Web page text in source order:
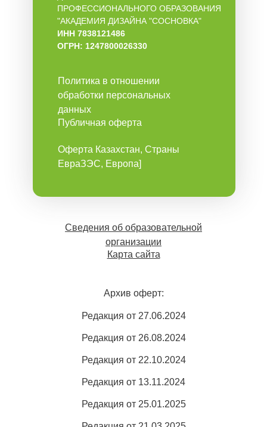
ПРОФЕССИОНАЛЬНОГО ОБРАЗОВАНИЯ
"АКАДЕМИЯ ДИЗАЙНА "СОСНОВКА"
ИНН 7838121486
ОГРН: 1247800026330
Политика в отношении
обработки персональных
данных
Публичная оферта
Оферта Казахстан, Страны
ЕвраЗЭС, Европа]
Сведения об образовательной
организации
Карта сайта
Архив оферт:
Редакция от 27.06.2024
Редакция от 26.08.2024
Редакция от 25.01.2025
Редакция от 22.10.2024
Редакция от 13.11.2024